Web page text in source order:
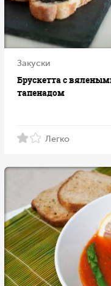
Закуски
Брускетта с
тапенадом
Легко